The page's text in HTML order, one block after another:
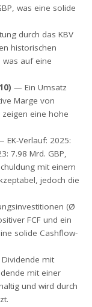
was eine solide
durch das KBV
historischen
auf eine
— Ein Umsatz
Marge von
zeigen eine hohe
EK-Verlauf: 2025:
7.98 Mrd. GBP,
mit einem
jedoch die
(Ø
FCF und ein
solide Cashflow-
mit
mit einer
und wird durch